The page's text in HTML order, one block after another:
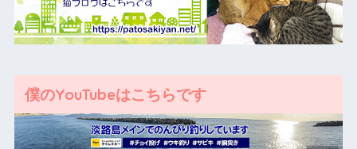
僕のYouTubeはこちらです